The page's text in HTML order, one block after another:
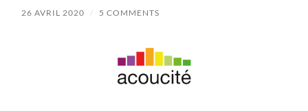
26 AVRIL 2020 / 5 COMMENTS